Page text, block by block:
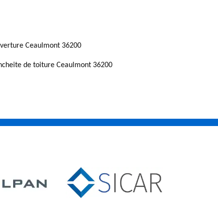
Ceaulmont 36200
de toiture Ceaulmont 36200